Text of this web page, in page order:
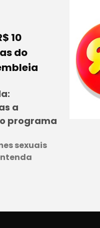
10
do
a
programa
sexuais